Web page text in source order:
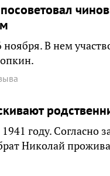
В нем
году.
Николай